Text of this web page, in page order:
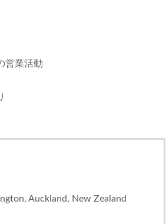
営業活動
Auckland, New Zealand